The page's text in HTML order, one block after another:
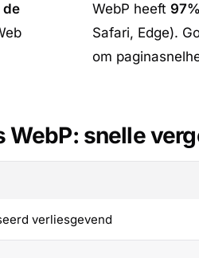
de
WebP heeft
Safari, Edge).
om
WebP: snelle
verliesgevend